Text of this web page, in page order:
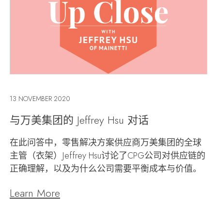
13 NOVEMBER 2020
与万美集团的 Jeffrey Hsu 对话
在此问答中，零售解决方案供应商万美集团的全球
主管（衣架）Jeffrey Hsu讨论了CPG公司对供应链的
正确理解，以及为什么公司需要平衡成本与价值。
Learn More